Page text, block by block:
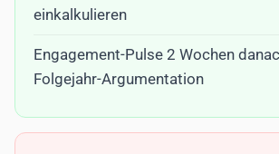
einkalkulieren
Engagement-Pulse 2 Wochen
Folgejahr-Argumentation